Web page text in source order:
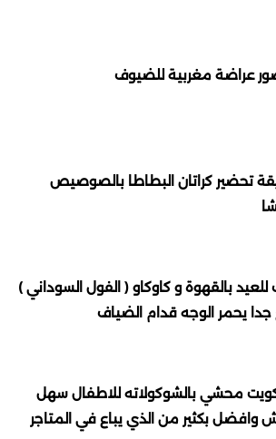
عراضة مغربية للضيوف
تحضير كراتان البطاطا بالصوصيص
للعيد بالقهوة و كاوكاو ( الفول السوداني )
جدا يحمر الوجه قدام الضياف
محشي بالشوكولاته للاطفال سهل
وافضل بكثير من الذي يباع في المتاجر